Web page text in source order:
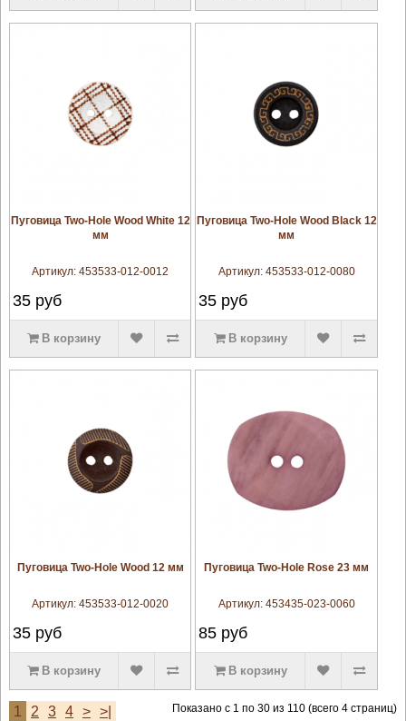
увеличить
Пуговица Two-Hole Wood White 12
мм
Артикул:453533-012-0012
35руб
В корзину
увеличить
Пуговица Two-Hole Wood Black 12
мм
Артикул: 453533-012-0080
35 руб
В корзину
увеличить
Пуговица Two-Hole Wood 12 мм
Артикул:453533-012-0020
35руб
В корзину
увеличить
Пуговица Two-Hole Rose 23 мм
Артикул: 453435-023-0060
85 руб
В корзину
1 2 3 4 > >| Показано с 1 по 30 из 110 (всего 4 страниц)